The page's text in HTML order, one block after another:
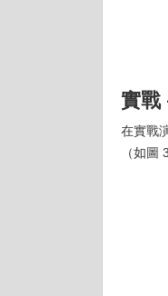
實戰
在實戰
（如圖